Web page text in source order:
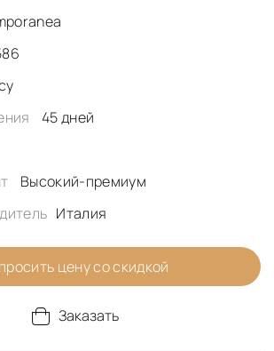
45 дней
Высокий-премиум
Италия
цену со скидкой
Заказать